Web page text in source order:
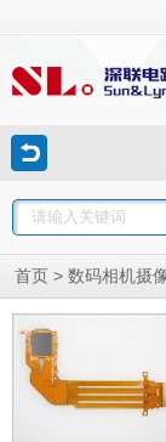
首页 > 数码相机摄